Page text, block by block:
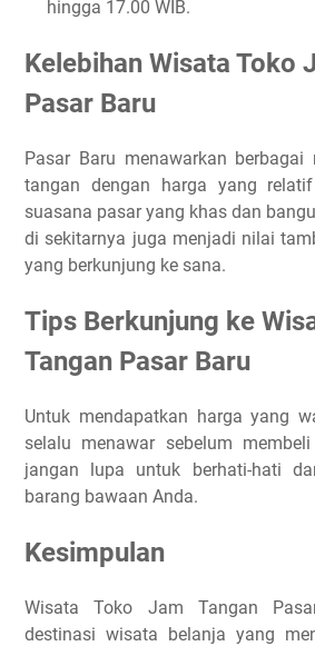
hingga 17.00 WIB.
Kelebihan Wisata Toko
Pasar Baru
Pasar Baru menawarkan
tangan dengan harga yang
suasana pasar yang khas dan
di sekitarnya juga menjadi nilai
yang berkunjung ke sana.
Tips Berkunjung ke
Tangan Pasar Baru
Untuk mendapatkan harga yang
selalu menawar sebelum
jangan lupa untuk berhati-hati
barang bawaan Anda.
Kesimpulan
Wisata Toko Jam Tangan
destinasi wisata belanja yang